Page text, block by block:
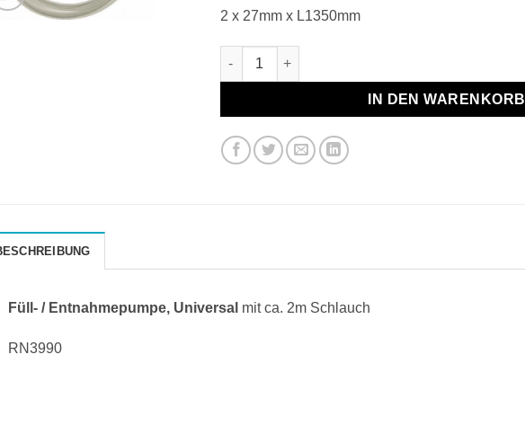
war:
2 x 27mm x L1350mm
Füll- / Entnahmepumpe, Universal Menge
IN DEN WARENKORB
Füll- / Entnahmepumpe, Universal mit ca. 2m Schlauch
RN3990